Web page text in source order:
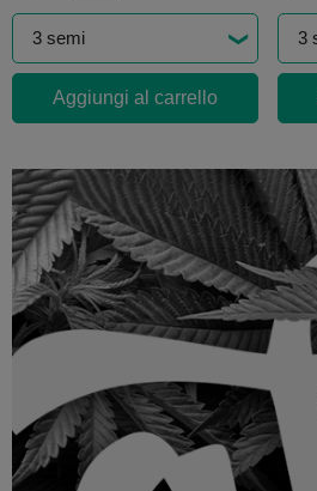
Aggiungi al carrello